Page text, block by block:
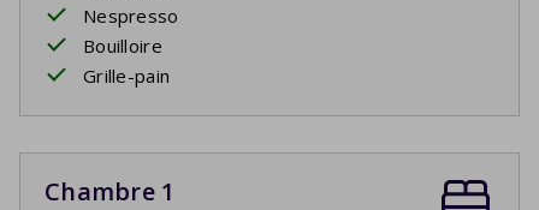
Nespresso
Bouilloire
Grille-pain
Chambre 1